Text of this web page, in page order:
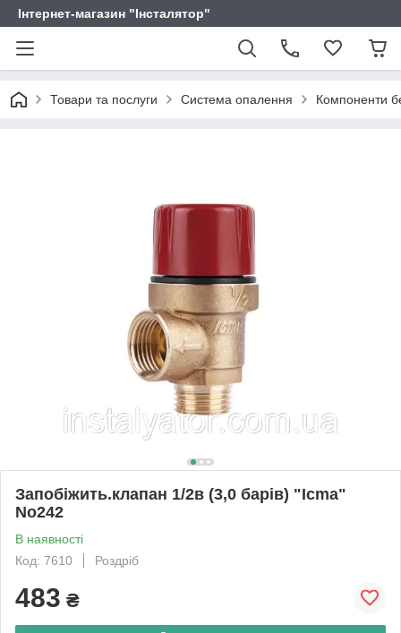
Інтернет-магазин "Інсталятор"
Товари та послуги Система опалення Компоненти
Запобіжить.клапан 1/2в (3,0 барів) "Icma"
No242
В наявності
Код: 7610
Роздріб
483 ₴